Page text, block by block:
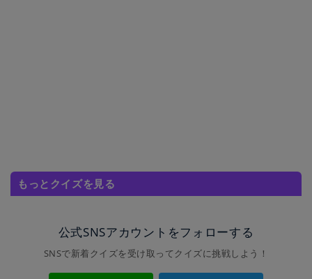
もっとクイズを見る
公式SNSアカウントをフォローする
SNSで新着クイズを受け取ってクイズに挑戦しよう！